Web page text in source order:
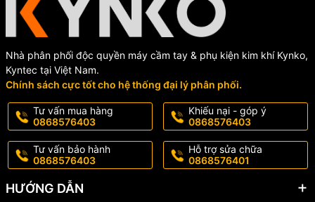
Nhà phân phối độc quyền máy cầm tay & phụ kiện kim khí Kynko,
Kyntec tại Việt Nam.
Chính sách cực tốt cho hệ thống đại lý phân phối.
Tư vấn mua hàng
0868576403
Khiếu nại - góp ý
0868576403
Tư vấn bảo hành
0868576403
Hỗ trợ sửa chữa
0868576401
HƯỚNG DẪN